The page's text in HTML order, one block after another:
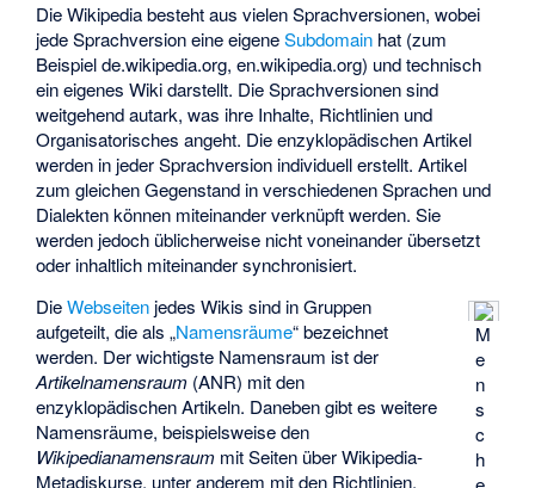
Die Wikipedia besteht aus vielen Sprachversionen, wobei
jede Sprachversion eine eigeneSubdomain hat (zum
Beispiel de.wikipedia.org, en.wikipedia.org) und technisch
ein eigenes Wiki darstellt. Die Sprachversionen sind
weitgehend autark, was ihre Inhalte, Richtlinien und
Organisatorisches angeht. Die enzyklopädischen Artikel
werden in jeder Sprachversion individuell erstellt. Artikel
zum gleichen Gegenstand in verschiedenen Sprachen und
Dialekten können miteinander verknüpft werden. Sie
werden jedoch üblicherweise nicht voneinander übersetzt
oder inhaltlich miteinander synchronisiert.
M
e
n
s
c
h
DieWebseiten jedes Wikis sind in Gruppen
aufgeteilt, die als „Namensräume“ bezeichnet
werden. Der wichtigste Namensraum ist der
Artikelnamensraum (ANR) mit den
enzyklopädischen Artikeln. Daneben gibt es weitere
Namensräume, beispielsweise den
Wikipedianamensraum mit Seiten über Wikipedia-
Metadiskurse, unter anderem mit den Richtlinien.